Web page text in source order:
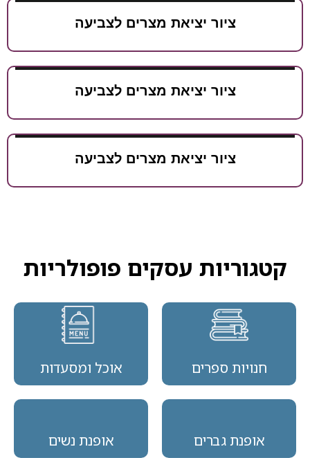
ציור יציאת מצרים לצביעה
ציור יציאת מצרים לצביעה
ציור יציאת מצרים לצביעה
קטגוריות עסקים פופולריות
חנויות ספרים אוכל ומסעדות
אופנת גברים אופנת נשים